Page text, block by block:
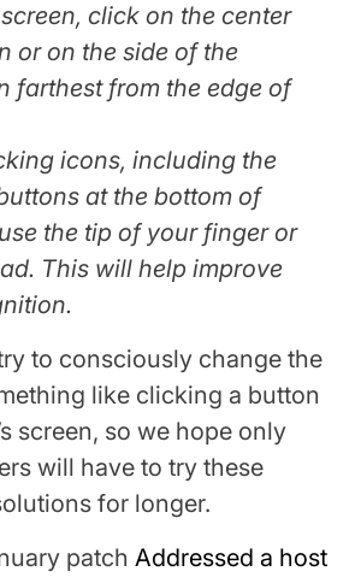
click on the center
or on the side of the
farthest from the edge of
icons, including the
at the bottom of
the tip of your finger or
This will help improve
to consciously change the
like clicking a button
screen, so we hope only
will have to try these
for longer.
patch Addressed a host